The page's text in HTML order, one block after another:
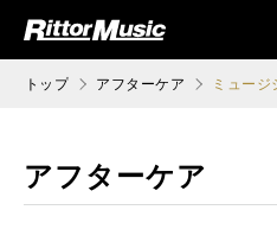
ジック (Rittor Musi
トップ アフターケア ミュー
アフターケア